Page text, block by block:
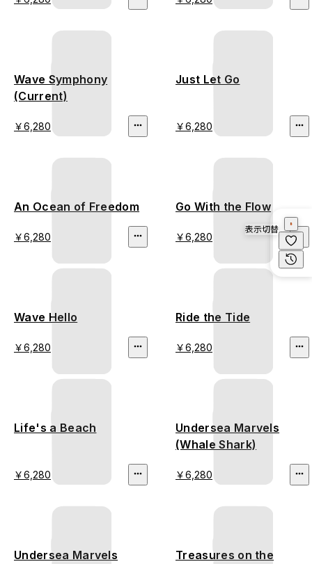
Wave Symphony
(Current)
￥6,280
Just Let Go
￥6,280
An Ocean of Freedom
￥6,280
Go With the Flow
￥6,280
Wave Hello
￥6,280
Ride the Tide
￥6,280
Life's a Beach
￥6,280
Undersea Marvels
(Whale Shark)
￥6,280
Undersea Marvels
Treasures on the
表示切替